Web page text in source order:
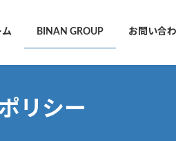
ム BINAN GROUP お問い合
リシー